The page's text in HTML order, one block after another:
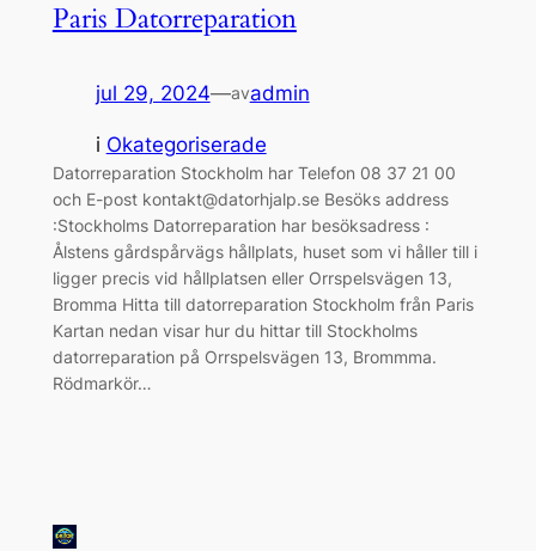
Paris Datorreparation
jul 29, 2024—avadmin
i Okategoriserade
Datorreparation Stockholm har Telefon 08 37 21 00
och E-post kontakt@datorhjalp.se Besöks address
:Stockholms Datorreparation har besöksadress :
Ålstens gårdspårvägs hållplats, huset som vi håller till i
ligger precis vid hållplatsen eller Orrspelsvägen 13,
Bromma Hitta till datorreparation Stockholm från Paris
Kartan nedan visar hur du hittar till Stockholms
datorreparation på Orrspelsvägen 13, Brommma.
Rödmarkör…